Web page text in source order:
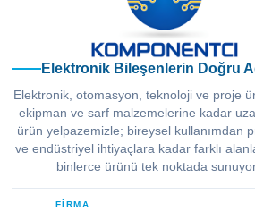
Elektronik Bileşenlerin Doğru
Elektronik, otomasyon, teknoloji ve proje
ekipman ve sarf malzemelerine kadar
ürün yelpazemizle; bireysel kullanımdan
ve endüstriyel ihtiyaçlara kadar farklı
binlerce ürünü tek noktada
FİRMA